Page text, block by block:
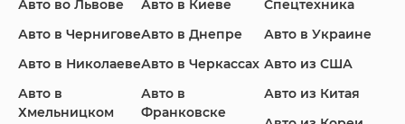
Infiniti Jaguar Jeep
Авто во Львове
Авто в Чернигове
Авто в Николаеве
Авто в
Хмельницком
Авто в Киеве
Авто в Днепре
Авто в Черкассах
Авто в
Франковске
Спецтехника
Авто в Украине
Авто из США
Авто из Китая